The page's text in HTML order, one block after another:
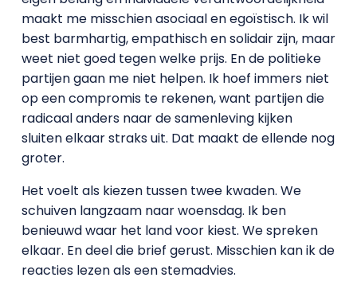
maakt me misschien asociaal en egoïstisch. Ik wil
best barmhartig, empathisch en solidair zijn, maar
weet niet goed tegen welke prijs. En de politieke
partijen gaan me niet helpen. Ik hoef immers niet
op een compromis te rekenen, want partijen die
radicaal anders naar de samenleving kijken
sluiten elkaar straks uit. Dat maakt de ellende nog
groter.
Het voelt als kiezen tussen twee kwaden. We
schuiven langzaam naar woensdag. Ik ben
benieuwd waar het land voor kiest. We spreken
elkaar. En deel die brief gerust. Misschien kan ik de
reacties lezen als een stemadvies.